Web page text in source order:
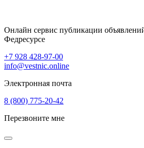
Онлайн сервис публикации
Федресурсе
+7 928 428-97-00
info@vestnic.online
Электронная почта
8 (800) 775-20-42
Перезвоните мне